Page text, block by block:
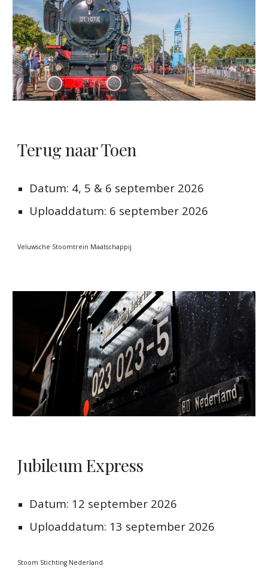
Terug naar Toen
Datum: 4, 5 & 6 september 2026
Uploaddatum: 6 september 2026
Veluwsche Stoomtrein Maatschappij
Jubileum Express
Datum: 12 september 2026
Uploaddatum: 13 september 2026
Stoom Stichting Nederland